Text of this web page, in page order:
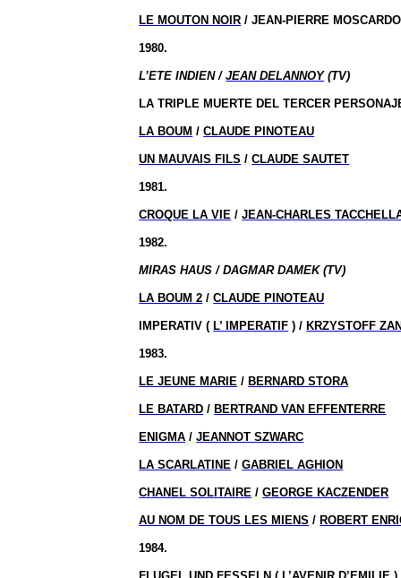
LE MOUTON NOIR / JEAN-PIERRE MOSCARDO
1980.
L’ETE INDIEN /JEAN DELANNOY(TV)
LA TRIPLE MUERTE DEL TERCER
LA BOUM /CLAUDE PINOTEAU
UN MAUVAIS FILS /CLAUDE SAUTET
1981.
CROQUE LA VIE /JEAN-CHARLES
1982.
MIRAS HAUS / DAGMAR DAMEK (TV)
LA BOUM 2 /CLAUDE PINOTEAU
IMPERATIV ( L’ IMPERATIF ) / KRZYSTOFF
1983.
LE JEUNE MARIE / BERNARD STORA
LE BATARD / BERTRAND VAN EFFENTERRE
ENIGMA /JEANNOT SZWARC
LA SCARLATINE /GABRIEL AGHION
CHANEL SOLITAIRE /GEORGE KACZENDER
AU NOM DE TOUS LES MIENS / ROBERT
1984.